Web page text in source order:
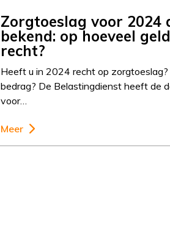
Zorgtoeslag voor 2024
bekend: op hoeveel
recht?
Heeft u in 2024 recht op
bedrag? De Belastingdienst heeft de
voor…
Meer